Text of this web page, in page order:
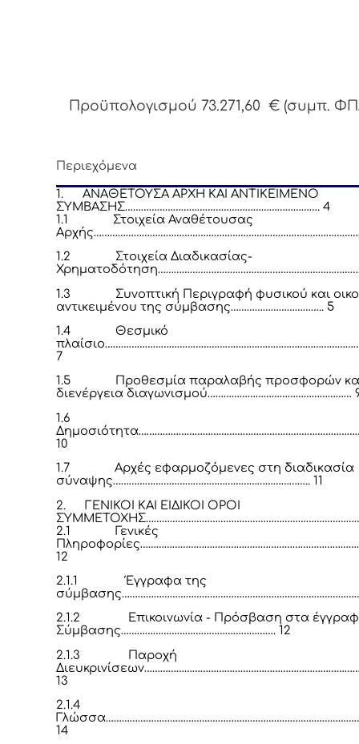
Προϋπολογισμού 73.271,60 € (συμπ.
Περιεχόμενα
1.
ΑΝΑΘΕΤΟΥΣΑ ΑΡΧΗ ΚΑΙ ΑΝΤΙΚΕΙΜΕΝΟ
ΣΥΜΒΑΣΗΣ………………………………………………………………. 4
1.1
Στοιχεία Αναθέτουσας
1.2
Στοιχεία Διαδικασίας-
1.3
Συνοπτική Περιγραφή φυσικού και
αντικειμένου της σύμβασης…………………………….. 5
1.4
Θεσμικό
7
1.5
Προθεσμία παραλαβής προσφορών
διενέργεια διαγωνισμού………………………………………………
1.6
10
1.7
Αρχές εφαρμοζόμενες στη διαδικασία
σύναψης……………………………………………………………….. 11
2.
ΓΕΝΙΚΟΙ ΚΑΙ ΕΙΔΙΚΟΙ ΟΡΟΙ
2.1
Γενικές
12
2.1.1
Έγγραφα της
2.1.2
Επικοινωνία - Πρόσβαση στα
Σύμβασης…………………………………………………. 12
2.1.3
Παροχή
13
2.1.4
14